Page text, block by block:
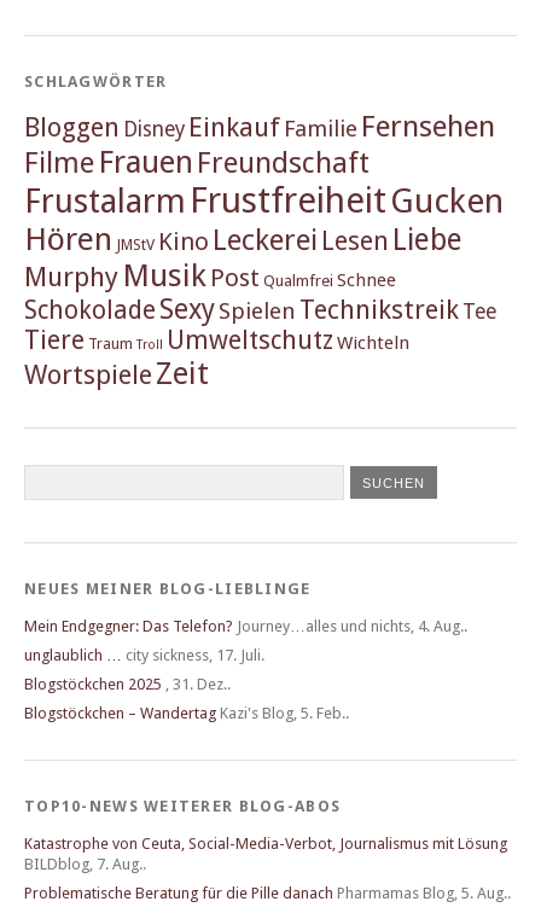
SCHLAGWÖRTER
Bloggen Disney Einkauf Familie Fernsehen
Filme Frauen Freundschaft
Frustalarm FrustfreiheitGucken
Hören JMStV Kino Leckerei Lesen Liebe
Murphy Musik Post Qualmfrei Schnee
Schokolade SexySpielen Technikstreik Tee
Tiere Traum Troll Umweltschutz Wichteln
Wortspiele Zeit
NEUES MEINER BLOG-LIEBLINGE
Mein Endgegner: Das Telefon? Journey…alles und nichts 4. Aug..
unglaublich …
city sickness 17. Juli.
Blogstöckchen 2025
31. Dez..
Blogstöckchen – Wandertag Kazi's Blog 5. Feb..
TOP10-NEWS WEITERER BLOG-ABOS
Katastrophe von Ceuta, Social-Media-Verbot, Journalismus mit Lösung
BILDblog 7. Aug..
Problematische Beratung für die Pille danach Pharmamas Blog 5. Aug..